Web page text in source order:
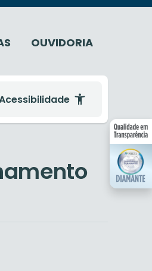
OUVIDORIA